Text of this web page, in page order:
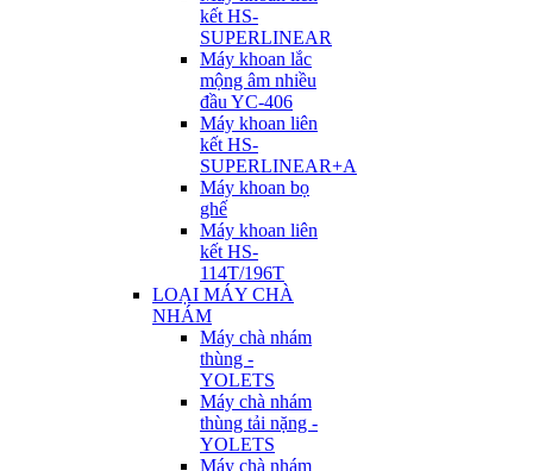
kết HS-
SUPERLINEAR
Máy khoan lắc
mộng âm nhiều
đầu YC-406
Máy khoan liên
kết HS-
SUPERLINEAR+A
Máy khoan bọ
ghế
Máy khoan liên
kết HS-
114T/196T
LOẠI MÁY CHÀ
NHÁM
Máy chà nhám
thùng -
YOLETS
Máy chà nhám
thùng tải nặng -
YOLETS
Máy chà nhám